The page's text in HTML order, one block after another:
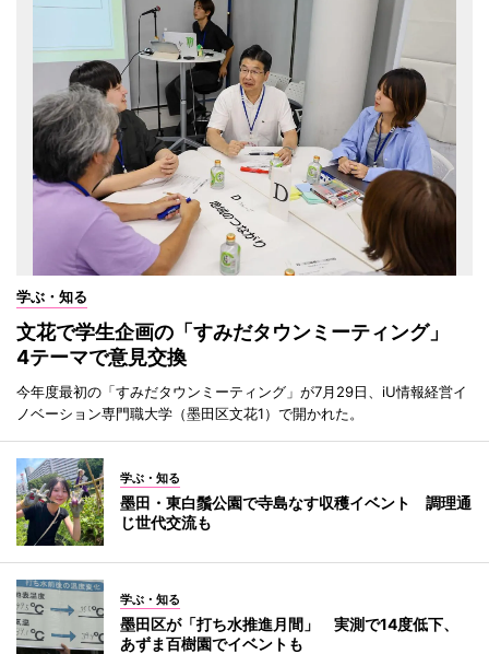
学ぶ・知る
文花で学生企画の「すみだタウンミーティング」
4テーマで意見交換
今年度最初の「すみだタウンミーティング」が7月29日、iU情報経営イ
ノベーション専門職大学（墨田区文花1）で開かれた。
学ぶ・知る
墨田・東白鬚公園で寺島なす収穫イベント 調理通
じ世代交流も
学ぶ・知る
墨田区が「打ち水推進月間」 実測で14度低下、
あずま百樹園でイベントも